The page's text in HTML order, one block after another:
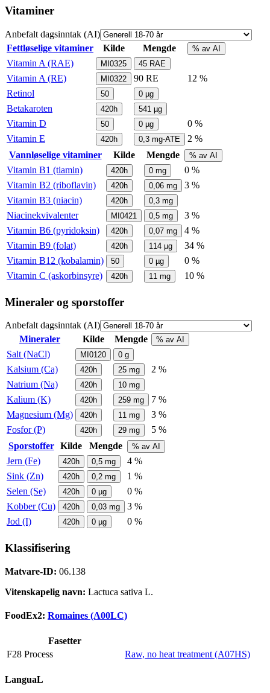
Vitaminer
Anbefalt dagsinntak (AI)
Fettløselige vitaminer
Kilde Mengde % av AI
Vitamin A (RAE) MI0325 45 RAE
Vitamin A (RE) MI0322 90 RE
12 %
Retinol
50 0 µg
Betakaroten 420h 541 µg
Vitamin D 50 0 µg
0 %
Vitamin E
420h 0,3 mg-ATE
2 %
Vannløselige vitaminer
Kilde Mengde % av AI
Vitamin B1 (tiamin) 420h 0 mg
0 %
Vitamin B2 (riboflavin)
420h 0,06 mg
3 %
Vitamin B3 (niacin)
420h 0,3 mg
Niacinekvivalenter MI0421 0,5 mg
3 %
Vitamin B6 (pyridoksin)
420h 0,07 mg
4 %
Vitamin B9 (folat)
420h 114 µg
34 %
Vitamin B12 (kobalamin)
50 0 µg
0 %
Vitamin C (askorbinsyre)
420h 11 mg 10 %
Mineraler og sporstoffer
Anbefalt dagsinntak (AI)
Mineraler
Kilde Mengde % av AI
Salt (NaCl) MI0120 0 g
Kalsium (Ca) 420h 25 mg
2 %
Natrium (Na)
420h 10 mg
Kalium (K) 420h 259 mg
7 %
Magnesium (Mg)
420h 11 mg
3 %
Fosfor (P)
420h 29 mg
5 %
Sporstoffer
Kilde Mengde % av AI
Jern (Fe) 420h 0,5 mg
4 %
Sink (Zn)
420h 0,2 mg
1 %
Selen (Se)
420h 0 µg
0 %
Kobber (Cu)
420h 0,03 mg
3 %
Jod (I)
420h 0 µg 0 %
Klassifisering
Matvare-ID: 06.138
Vitenskapelig navn: Lactuca sativa L.
FoodEx2: Romaines (A00LC)
Fasetter
F28 Process
Raw, no heat treatment (A07HS)
LanguaL